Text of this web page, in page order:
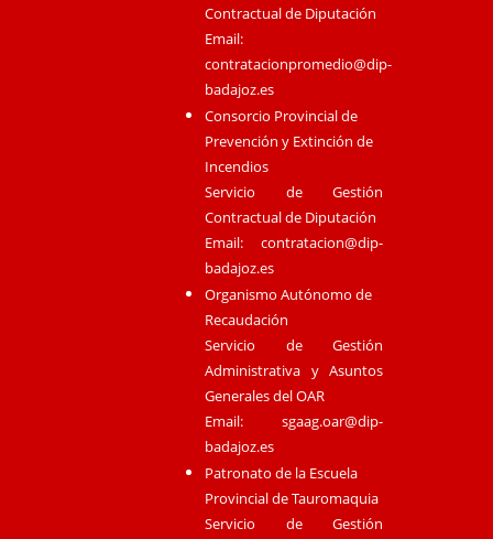
Contractual de Diputación
Email:
contratacionpromedio@dip-
badajoz.es
Consorcio Provincial de
Prevención y Extinción de
Incendios
Servicio de Gestión
Contractual de Diputación
Email:contratacion@dip-
badajoz.es
Organismo Autónomo de
Recaudación
Servicio de Gestión
Administrativa y Asuntos
Generales del OAR
Email:sgaag.oar@dip-
badajoz.es
Patronato de la Escuela
Provincial de Tauromaquia
Servicio de Gestión